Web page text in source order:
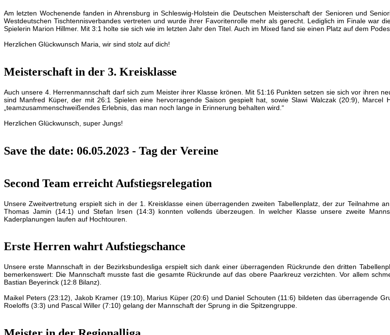
Am letzten Wochenende fanden in Ahrensburg in Schleswig-Holstein die Deutschen Meisterschaft der Senioren und
Westdeutschen Tischtennisverbandes vertreten und wurde ihrer Favoritenrolle mehr als gerecht. Lediglich im Finale war
Spielerin Marion Hillmer. Mit 3:1 holte sie sich wie im letzten Jahr den Titel. Auch im Mixed fand sie einen Platz auf dem
Herzlichen Glückwunsch Maria, wir sind stolz auf dich!
Meisterschaft in der 3. Kreisklasse
Auch unsere 4. Herrenmannschaft darf sich zum Meister ihrer Klasse krönen. Mit 51:16 Punkten setzen sie sich vor ihren
sind Manfred Küper, der mit 26:1 Spielen eine hervorragende Saison gespielt hat, sowie Slawi Walczak (20:9),
„teamzusammenschweißendes Erlebnis, das man noch lange in Erinnerung behalten wird.“
Herzlichen Glückwunsch, super Jungs!
Save the date: 06.05.2023 - Tag der Vereine
Second Team erreicht Aufstiegsrelegation
Unsere Zweitvertretung erspielt sich in der 1. Kreisklasse einen überragenden zweiten Tabellenplatz, der zur Teilnahme
Thomas Jamin (14:1) und Stefan Irsen (14:3) konnten vollends überzeugen. In welcher Klasse unsere zweite
Kaderplanungen laufen auf Hochtouren.
Erste Herren wahrt Aufstiegschance
Unsere erste Mannschaft in der Bezirksbundesliga erspielt sich dank einer überragenden Rückrunde den dritten
bemerkenswert: Die Mannschaft musste fast die gesamte Rückrunde auf das obere Paarkreuz verzichten. Vor allem
Bastian Beyerinck (12:8 Bilanz).
Maikel Peters (23:12), Jakob Kramer (19:10), Marius Küper (20:6) und Daniel Schouten (11:6) bildeten das überragende
Roeloffs (3:3) und Pascal Willer (7:10) gelang der Mannschaft der Sprung in die Spitzengruppe.